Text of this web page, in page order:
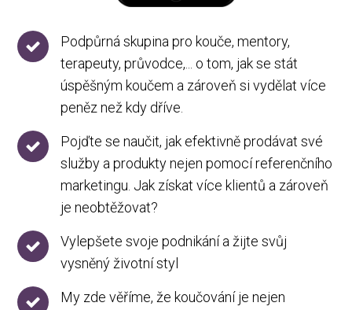
Podpůrná skupina pro kouče, mentory,
terapeuty, průvodce,... o tom, jak se stát
úspěšným koučem a zároveň si vydělat více
peněz než kdy dříve.
Pojďte se naučit, jak efektivně prodávat své
služby a produkty nejen pomocí referenčního
marketingu. Jak získat více klientů a zároveň
je neobtěžovat?
Vylepšete svoje podnikání a žijte svůj
vysněný životní styl
My zde věříme, že koučování je nejen